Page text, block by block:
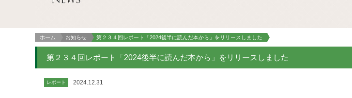
ホーム お知らせ 第２３４回レポート「2024後半に読んだ本から」をリリースしました
第２３４回レポート「2024後半に読んだ本から」をリリースしました
レポート 2024.12.31